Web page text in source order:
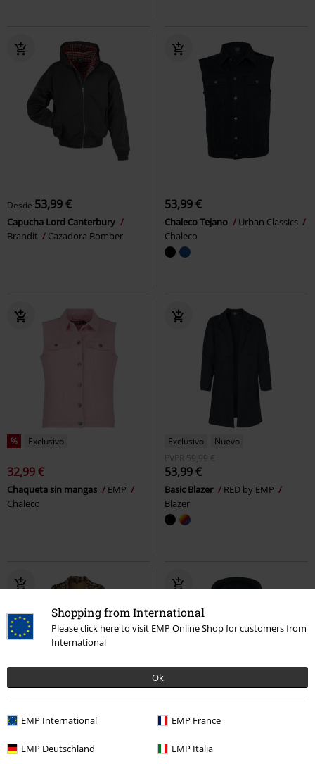
Shopping from International
Please click here to visit EMP Online Shop for customers from
International
Ok
EMP International EMP France
EMP Deutschland EMP Italia
Desde 53,99 €
Capucha Lord Canterbury
Brandit
Cazadora Bomber
53,99 €
Chaleco Tejano
Urban Classics
Chaleco
% Exclusivo
32,99 €
Chaqueta sin mangas
EMP
Chaleco
Exclusivo
Nuevo
PVPR
59,99 €
53,99 €
Basic Blazer
RED by EMP
Blazer
Basic Blazer
PVPRDesde59,99 €
Chaqueta con Capucha